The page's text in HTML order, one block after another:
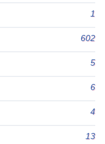
1
602
5
6
4
13